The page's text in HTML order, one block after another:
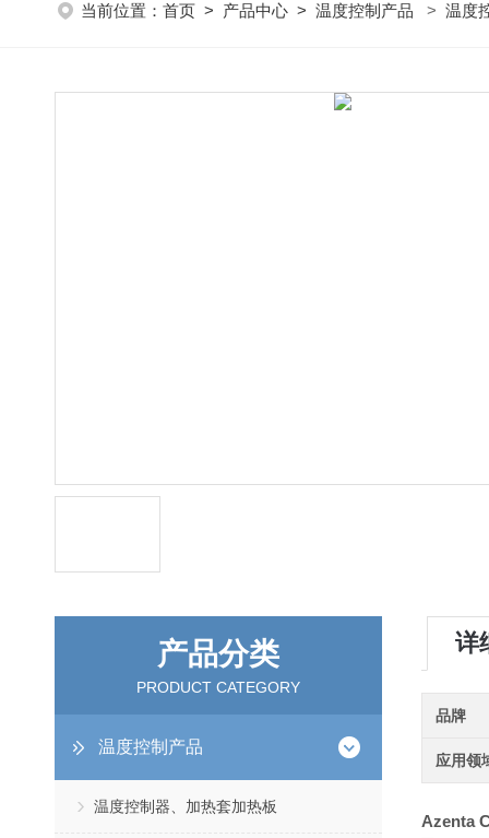
当前位置： 首页 > 产品中心 > 温度控制产品 > 温度
产品分类
PRODUCT CATEGORY
温度控制产品
温度控制器、加热套加热板
详
品牌
应用领
Azenta